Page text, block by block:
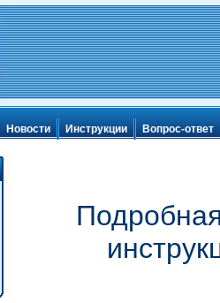
Новости Инструкции Вопрос-ответ